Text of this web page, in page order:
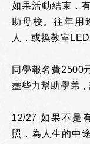
如果活動結束，
助母校。往年用
人，或換教室
同學報名費2500
盡些力幫助學弟
12/27 如果不是
照，為人生的中